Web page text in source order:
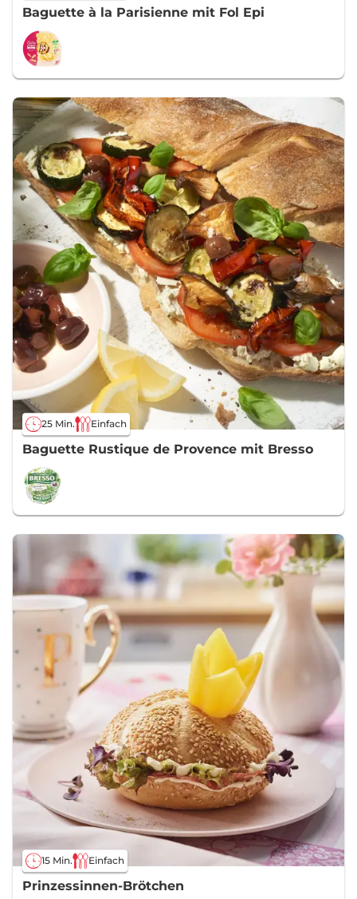
Baguette à la Parisienne mit Fol Epi
25 Min. Einfach
Baguette Rustique de Provence mit Bresso
15 Min. Einfach
Prinzessinnen-Brötchen